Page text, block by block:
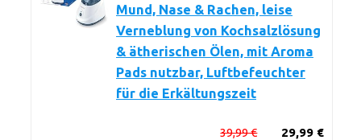
Mund, Nase & Rachen, leise
Verneblung von Kochsalzlösung
& ätherischen Ölen, mit Aroma
Pads nutzbar, Luftbefeuchter
für die Erkältungszeit
29,99 €
39,99 €